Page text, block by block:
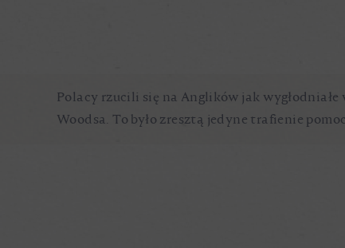
Polacy rzucili się na Anglików jak
Woodsa. To było zresztą jedyne trafienie